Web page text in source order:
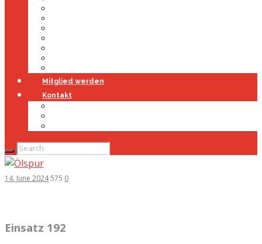
Mitglied werden
Kontakt
14. June 2024575 0
Einsatz 192